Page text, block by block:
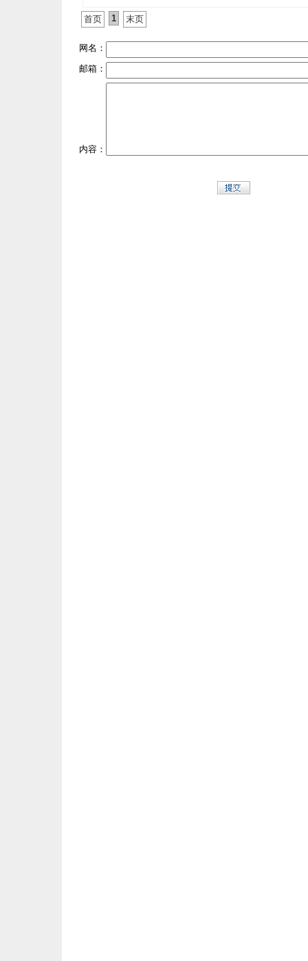
首页 1 末页
网名：
邮箱：
内容：